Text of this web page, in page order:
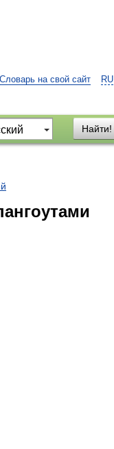
RU
Словарь на свой сайт
Найти!